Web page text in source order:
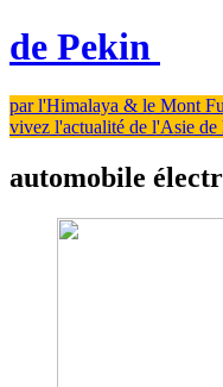
de Pekin
par l'Himalaya & le Mont
vivez l'actualité de l'Asie de
automobile